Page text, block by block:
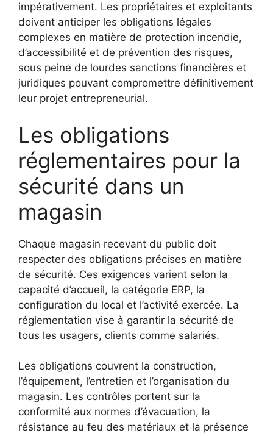
impérativement. Les propriétaires et exploitants
doivent anticiper les obligations légales
complexes en matière de protection incendie,
d’accessibilité et de prévention des risques,
sous peine de lourdes sanctions financières et
juridiques pouvant compromettre définitivement
leur projet entrepreneurial.
Les obligations
réglementaires pour la
sécurité dans un
magasin
Chaque magasin recevant du public doit
respecter des obligations précises en matière
de sécurité. Ces exigences varient selon la
capacité d’accueil, la catégorie ERP, la
configuration du local et l’activité exercée. La
réglementation vise à garantir la sécurité de
tous les usagers, clients comme salariés.
Les obligations couvrent la construction,
l’équipement, l’entretien et l’organisation du
magasin. Les contrôles portent sur la
conformité aux normes d’évacuation, la
résistance au feu des matériaux et la présence